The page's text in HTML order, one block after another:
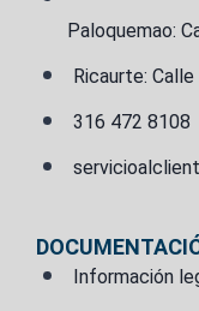
Paloquemao:
Ricaurte:
316 472 8108
Información